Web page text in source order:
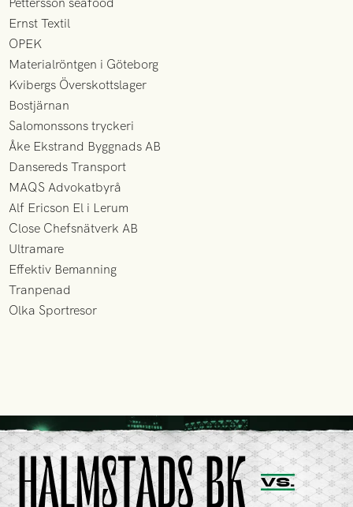
Ernst Textil
OPEK
Materialröntgen i Göteborg
Kvibergs Överskottslager
Bostjärnan
Salomonssons tryckeri
Åke Ekstrand Byggnads AB
Dansereds Transport
MAQS Advokatbyrå
Alf Ericson El i Lerum
Close Chefsnätverk AB
Ultramare
Effektiv Bemanning
Tranpenad
Olka Sportresor